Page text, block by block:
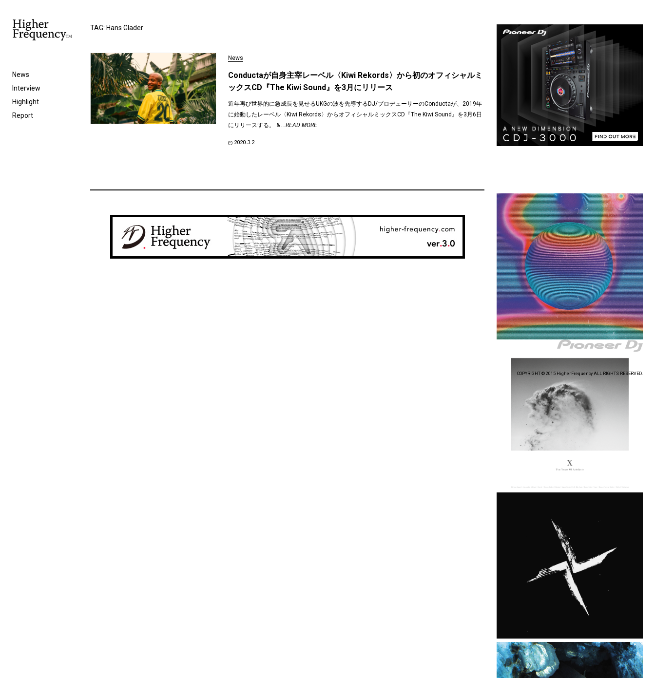
News
Interview
Highlight
Report
TAG: Hans Glader
News
Conductaが自身主宰レーベル〈Kiwi Rekords〉から初のオフィシャルミ
ックスCD『The Kiwi Sound』を3月にリリース
近年再び世界的に急成長を見せるUKGの波を先導するDJ/プロデューサーのConductaが、2019年
に始動したレーベル〈Kiwi Rekords〉からオフィシャルミックスCD『The Kiwi Sound』を3月6日
にリリースする。 &...READ MORE
2020.3.2
COPYRIGHT © 2015 HigherFrequency ALL RIGHTS RESERVED.